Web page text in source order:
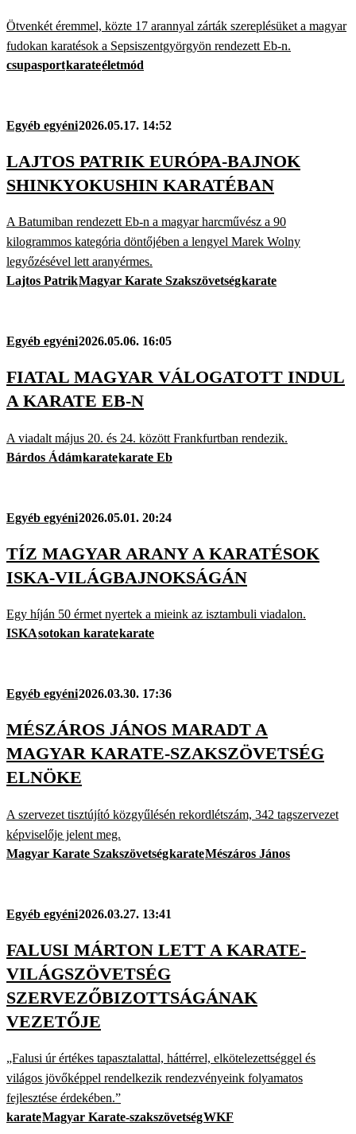
Ötvenkét éremmel, közte 17 arannyal zárták szereplésüket a magyar
fudokan karatésok a Sepsiszentgyörgyön rendezett Eb-n.
csupasportkarateéletmód
Egyéb egyéni2026.05.17. 14:52
LAJTOS PATRIK EURÓPA-BAJNOK
SHINKYOKUSHIN KARATÉBAN
A Batumiban rendezett Eb-n a magyar harcművész a 90
kilogrammos kategória döntőjében a lengyel Marek Wolny
legyőzésével lett aranyérmes.
Lajtos PatrikMagyar Karate Szakszövetségkarate
Egyéb egyéni2026.05.06. 16:05
FIATAL MAGYAR VÁLOGATOTT INDUL
A KARATE EB-N
A viadalt május 20. és 24. között Frankfurtban rendezik.
Bárdos Ádámkaratekarate Eb
Egyéb egyéni2026.05.01. 20:24
TÍZ MAGYAR ARANY A KARATÉSOK
ISKA-VILÁGBAJNOKSÁGÁN
Egy híján 50 érmet nyertek a mieink az isztambuli viadalon.
ISKAsotokan karatekarate
Egyéb egyéni2026.03.30. 17:36
MÉSZÁROS JÁNOS MARADT A
MAGYAR KARATE-SZAKSZÖVETSÉG
ELNÖKE
A szervezet tisztújító közgyűlésén rekordlétszám, 342 tagszervezet
képviselője jelent meg.
Magyar Karate SzakszövetségkarateMészáros János
Egyéb egyéni2026.03.27. 13:41
FALUSI MÁRTON LETT A KARATE-
VILÁGSZÖVETSÉG
SZERVEZŐBIZOTTSÁGÁNAK
VEZETŐJE
„Falusi úr értékes tapasztalattal, háttérrel, elkötelezettséggel és
világos jövőképpel rendelkezik rendezvényeink folyamatos
fejlesztése érdekében.”
karateMagyar Karate-szakszövetségWKF